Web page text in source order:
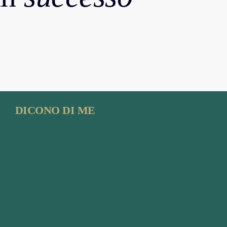
DICONO DI ME